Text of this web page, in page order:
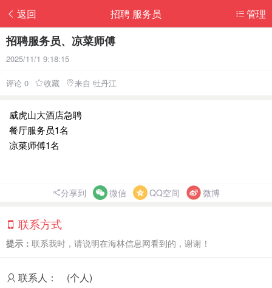
返回 管理
招聘 服务员
招聘服务员、凉菜师傅
2025/11/1 9:18:15
评论 0 收藏 来自 牡丹江
威虎山大酒店急聘
餐厅服务员1名
凉菜师傅1名
分享到 微信 QQ空间 微博
联系方式
提示： 联系我时，请说明在海林信息网看到的，谢谢！
联系人：
(个人)